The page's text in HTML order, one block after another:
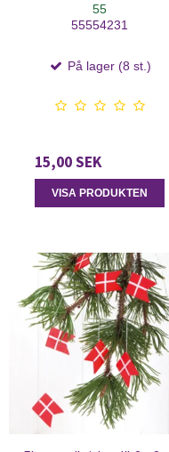
55
55554231
På lager (8 st.)
15,00 SEK
VISA PRODUKTEN